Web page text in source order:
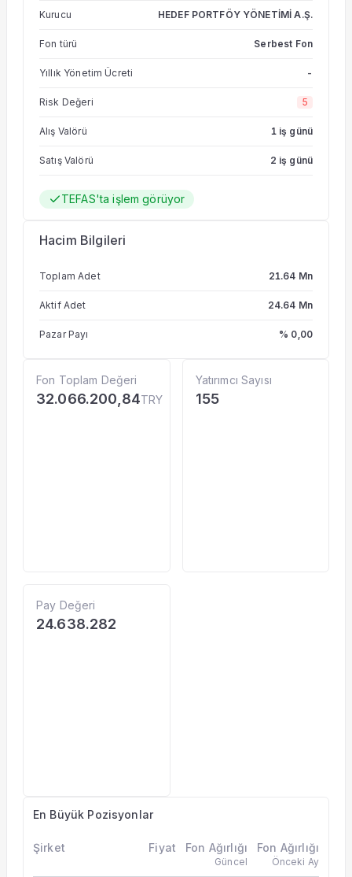
Kurucu HEDEF PORTFÖY YÖNETİMİ A.Ş.
Fon türü Serbest Fon
Yıllık Yönetim Ücreti -
Risk Değeri 5
Alış Valörü 1 iş günü
Satış Valörü 2 iş günü
TEFAS'ta işlem görüyor
Hacim Bilgileri
Toplam Adet 21.64 Mn
Aktif Adet 24.64 Mn
Pazar Payı % 0,00
Fon Toplam Değeri
32.066.200,84TRY
Yatırımcı Sayısı
155
Pay Değeri
24.638.282
En Büyük Pozisyonlar
Şirket Fiyat Fon Ağırlığı
Güncel
Fon Ağırlığı
Önceki Ay